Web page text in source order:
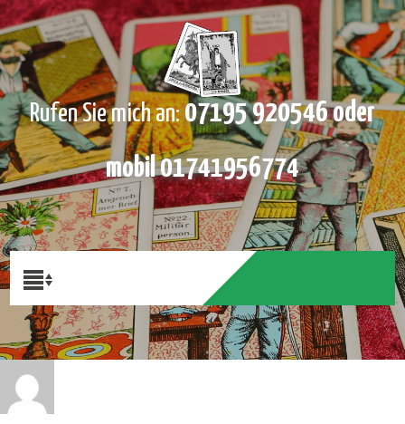
Rufen Sie mich an:07195 920546 oder
mobil 01741956774